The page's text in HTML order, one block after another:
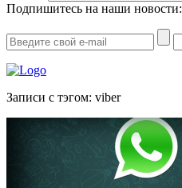
Подпишитесь на наши новости:
Записи с тэгом: viber